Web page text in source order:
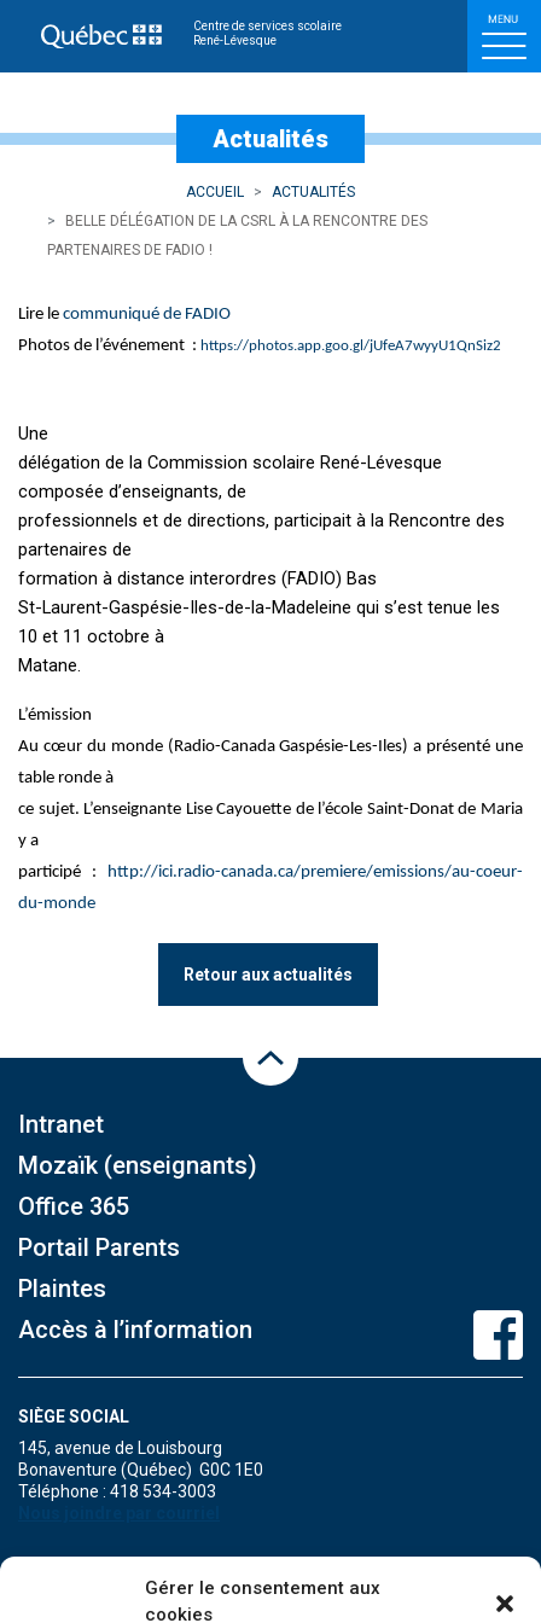
Gérer le consentement aux
cookies
Centre de services scolaire
René-Lévesque
Belle délégation de la
Actualités
ACCUEIL
ACTUALITÉS
BELLE DÉLÉGATION DE LA CSRL À LA RENCONTRE DES
PARTENAIRES DE FADIO !
Lire le communiqué de FADIO​
Photos de l’événement : https://photos.app.goo.gl/jUfeA7wyyU1QnSiz2
Une
délégation de la Commission scolaire René-Lévesque
composée d’enseignants, de
professionnels et de directions, participait à la Rencontre des
partenaires de
formation à distance interordres (FADIO) Bas
St-Laurent-Gaspésie-Iles-de-la-Madeleine qui s’est tenue les
10 et 11 octobre à
Matane.
L’émission
Au cœur du monde (Radio-Canada Gaspésie-Les-Iles) a présenté une
table ronde à
ce sujet. L’enseignante Lise Cayouette de l’école Saint-Donat de Maria
y a
participé : http://ici.radio-canada.ca/premiere/emissions/au-coeur-
du-monde
Retour aux actualités
Intranet
Mozaïk (enseignants)
Office 365
Portail Parents
Plaintes
Accès à l’information
SIÈGE SOCIAL
145, avenue de Louisbourg
Bonaventure (Québec) G0C 1E0
Téléphone : 418 534-3003
471A, boulevard Perron
Maria (Québec) G0C 1Y0